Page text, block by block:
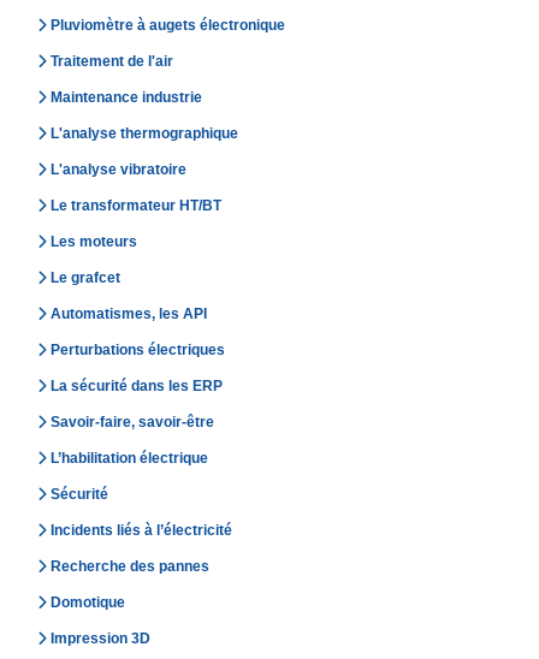
Pluviomètre à augets électronique
Traitement de l'air
Maintenance industrie
L'analyse thermographique
L'analyse vibratoire
Le transformateur HT/BT
Les moteurs
Le grafcet
Automatismes, les API
Perturbations électriques
La sécurité dans les ERP
Savoir-faire, savoir-être
L’habilitation électrique
Sécurité
Incidents liés à l’électricité
Recherche des pannes
Domotique
Impression 3D